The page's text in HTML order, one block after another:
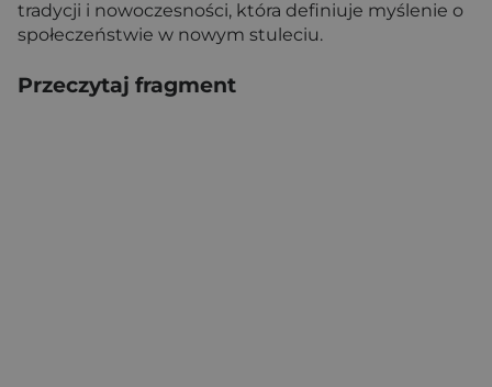
tradycji i nowoczesności, która definiuje myślenie o
społeczeństwie w nowym stuleciu.
Przeczytaj fragment